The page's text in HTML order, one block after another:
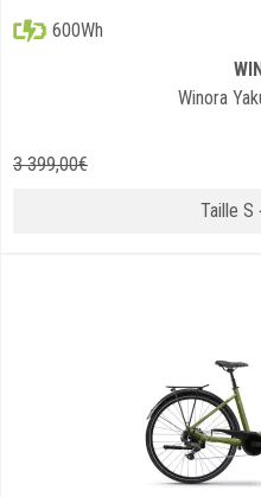
600Wh
Winora
3 399,00€
Taille S